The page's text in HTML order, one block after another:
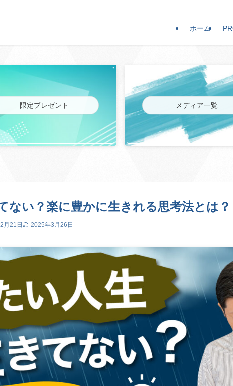
ホーム
限定プレゼント メディア一覧
ない？楽に豊かに生きれる思考法とは？
月21日 2025年3月26日